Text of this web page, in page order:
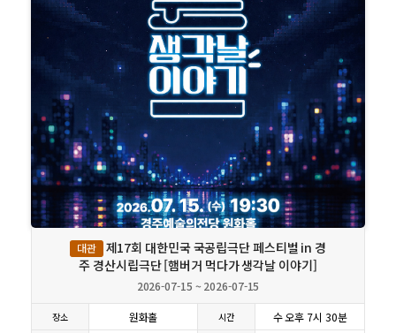
상세보기
대관 제17회 대한민국 국공립극단 페스티벌 in 경
주 경산시립극단 [햄버거 먹다가 생각날 이야기]
2026-07-15 ~ 2026-07-15
장소 원화홀 시간 수 오후 7시 30분